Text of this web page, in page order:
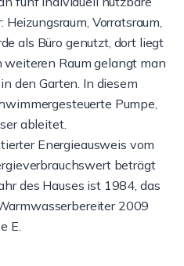
Vorratsraum,
als Büro genutzt, dort liegt
Raum gelangt man
den Garten. In diesem
Pumpe,
ableitet.
Energieausweis vom
beträgt
des Hauses ist 1984, das
2009
E.